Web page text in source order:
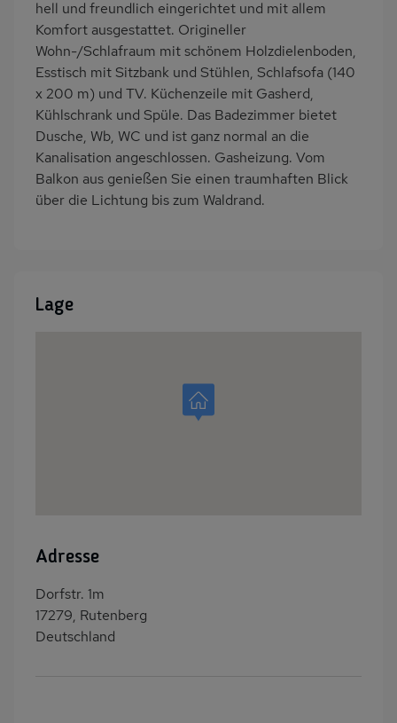
hell und freundlich eingerichtet und mit allem
Komfort ausgestattet. Origineller
Wohn-/Schlafraum mit schönem Holzdielenboden,
Esstisch mit Sitzbank und Stühlen, Schlafsofa (140
x 200 m) und TV. Küchenzeile mit Gasherd,
Kühlschrank und Spüle. Das Badezimmer bietet
Dusche, Wb, WC und ist ganz normal an die
Kanalisation angeschlossen. Gasheizung. Vom
Balkon aus genießen Sie einen traumhaften Blick
über die Lichtung bis zum Waldrand.
Lage
Adresse
Dorfstr. 1m
17279, Rutenberg
Deutschland